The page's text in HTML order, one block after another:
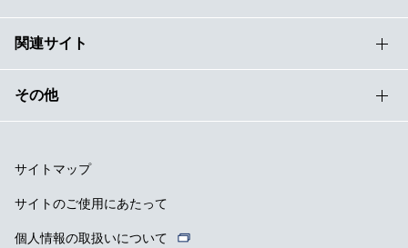
関連サイト
その他
サイトマップ
サイトのご使用にあたって
個人情報の取扱いについて